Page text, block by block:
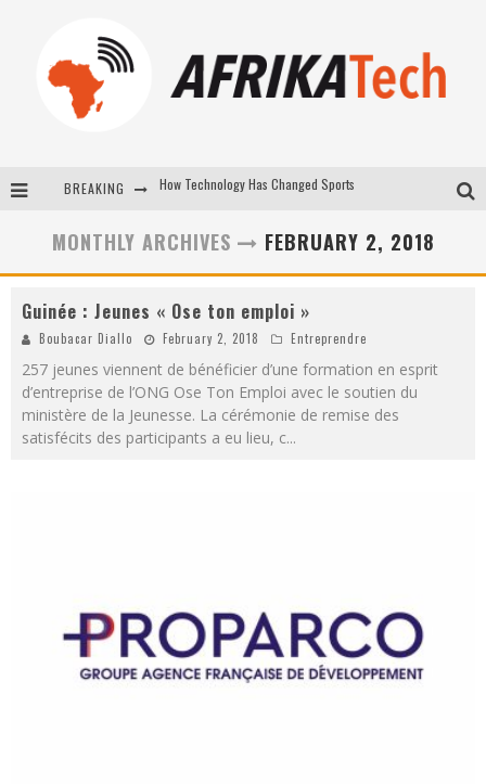
BREAKING
La Révolution Silencieuse : Quand Les Entrepreneurs Africains Décident de ne Plus se Taire
New to online sports betting? Consider These Tips to Play Your First Online Sports Betting Successfully
How Technology Has Changed Sports
MONTHLY ARCHIVES FEBRUARY 2, 2018
Guinée : Jeunes « Ose ton emploi »
Boubacar Diallo February 2, 2018 Entreprendre
257 jeunes viennent de bénéficier d’une formation en esprit
d’entreprise de l’ONG Ose Ton Emploi avec le soutien du
ministère de la Jeunesse. La cérémonie de remise des
satisfécits des participants a eu lieu, c...